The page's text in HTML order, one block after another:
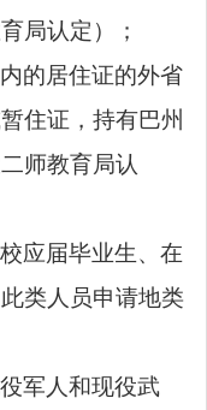
局认定）；
的居住证的外省
住证，持有巴州
师教育局认
应届毕业生、在
类人员申请地类
军人和现役武